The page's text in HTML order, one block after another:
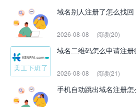
域名别人注册了怎么找回
2026-08-08 阅读(20)
域名二维码怎么申请注册
2026-08-08 阅读(21)
手机自动跳出域名注册